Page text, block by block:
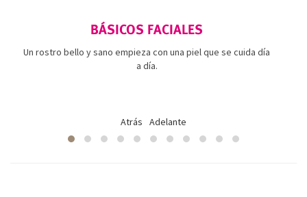
BÁSICOS FACIALES
Un rostro bello y sano empieza con una piel que se cuida día
a día.
Atrás Adelante